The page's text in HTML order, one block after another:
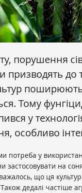
порушення
призводять до
Тому
у
особливо
потреба у
застосовувати на
що ця
дедалі частіше